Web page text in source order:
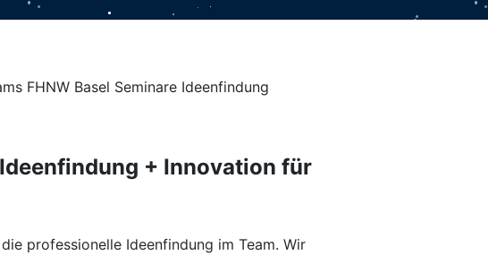
Ideenfindung + Innovation für
professionelle Ideenfindung im Team. Wir